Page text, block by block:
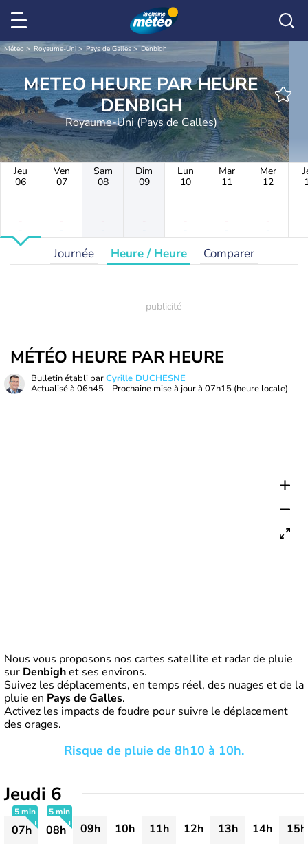
Météo Royaume-Uni Pays de Galles Denbigh
METEO HEURE PAR HEURE
DENBIGH
Royaume-Uni (Pays de Galles)
Jeu
06
-
-
Ven
07
-
-
Sam
08
-
-
Dim
09
-
-
Lun
10
-
-
Mar
11
-
-
Mer
12
-
-
Journée Heure / Heure Comparer
MÉTÉO HEURE PAR HEURE
Bulletin établi parCyrille DUCHESNE
Actualisé à 06h45 - Prochaine mise à jour à 07h15 (heure locale)
Nous vous proposons nos cartes satellite et radar de pluie
sur Denbighet ses environs.
Suivez les déplacements, en temps réel, des nuages et de la
pluie en Pays de Galles.
Activez les impacts de foudre pour suivre le déplacement
des orages.
Risque de pluie de 8h10 à 10h.
Jeudi 6
5 min
07h
5 min
08h 09h 10h 11h 12h 13h 14h
15h